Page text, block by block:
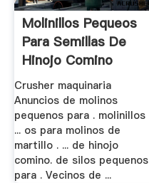
Molinillos Pequeos
Para Semillas De
Hinojo Comino
Crusher maquinaria
Anuncios de molinos
pequenos para . molinillos
... os para molinos de
martillo . ... de hinojo
comino. de silos pequenos
para . Vecinos de ...